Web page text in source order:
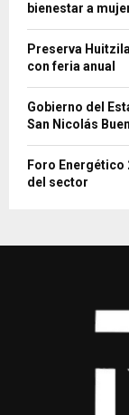
bienestar a
Preserva
con feria anual
Gobierno del
San Nicolás
Foro
del sector